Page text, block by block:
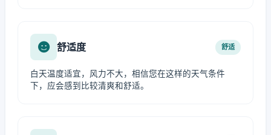
舒适度 舒适
白天温度适宜，风力不大，相信您在这样的天气条件
下，应会感到比较清爽和舒适。